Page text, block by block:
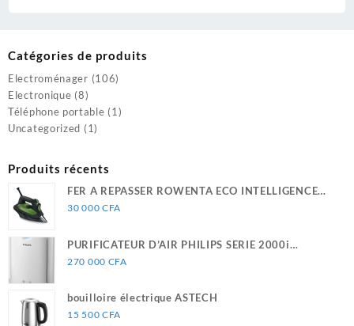
Catégories de produits
Electroménager (106)
Electronique (8)
Téléphone portable (1)
Uncategorized (1)
Produits récents
FER A REPASSER ROWENTA ECO INTELLIGENCE
DW6030D1
30 000 CFA
PURIFICATEUR D’AIR PHILIPS SERIE 2000i
333m2/H AC2889/10
270 000 CFA
bouilloire électrique ASTECH
15 500 CFA